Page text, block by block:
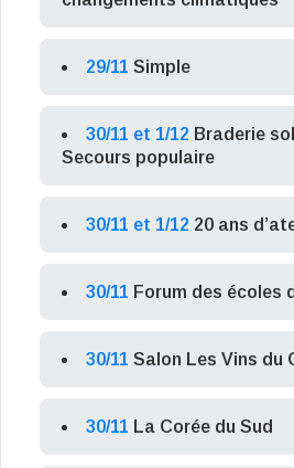
29/11 Simple
30/11 et 1/12 Braderie
Secours populaire
30/11 et 1/12 20 ans
30/11 Forum des écoles
30/11 Salon Les Vins du
30/11 La Corée du Sud